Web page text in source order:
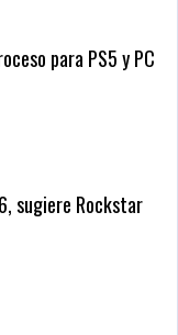
para PS5 y PC
sugiere Rockstar